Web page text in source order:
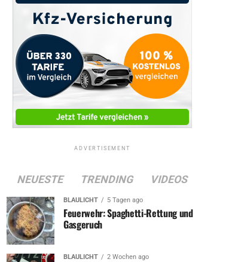
ADVERTISEMENT
NEUESTE TRENDING VIDEOS
BLAULICHT 5 Tagen ago
Feuerwehr: Spaghetti-Rettung und
Gasgeruch
BLAULICHT 2 Wochen ago